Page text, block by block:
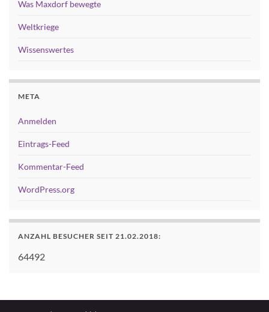
Was Maxdorf bewegte
Weltkriege
Wissenswertes
META
Anmelden
Eintrags-Feed
Kommentar-Feed
WordPress.org
ANZAHL BESUCHER SEIT 21.02.2018:
64492